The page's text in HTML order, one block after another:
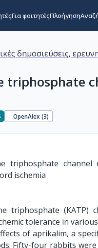
Για φοιτητέςΠλοήγηση
δημοσιεύσεις,
triphosphate
OpenAlex (3)
triphosphate channel
ischemia
triphosphate (KATP)
tolerance in
of aprikalim, a
Fifty-four rabbits